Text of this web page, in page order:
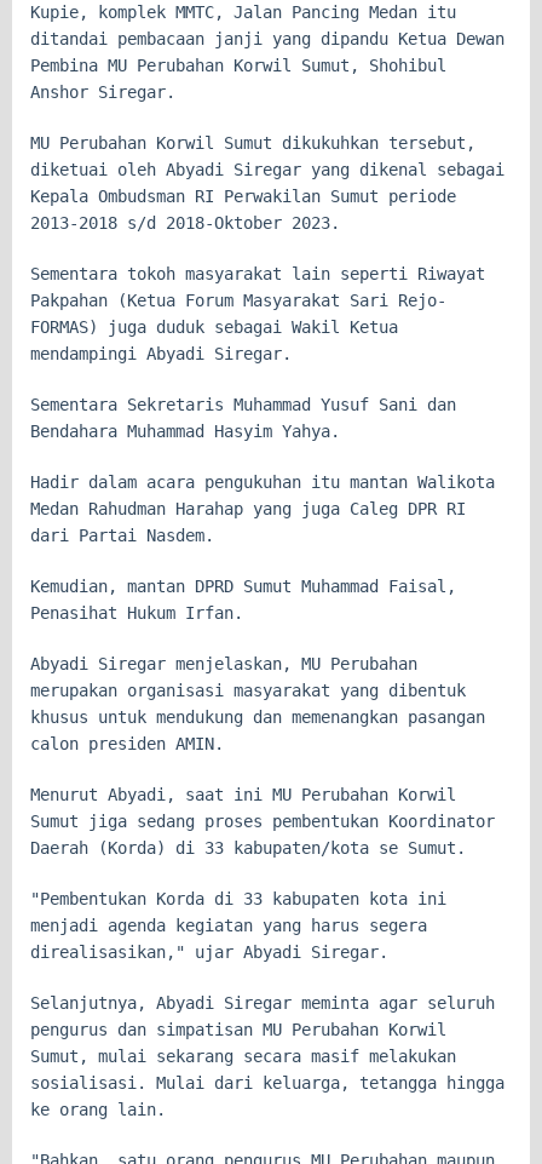
Kupie, komplek MMTC, Jalan Pancing Medan itu
ditandai pembacaan janji yang dipandu Ketua Dewan
Pembina MU Perubahan Korwil Sumut, Shohibul
Anshor Siregar.
MU Perubahan Korwil Sumut dikukuhkan tersebut,
diketuai oleh Abyadi Siregar yang dikenal sebagai
Kepala Ombudsman RI Perwakilan Sumut periode
2013-2018 s/d 2018-Oktober 2023.
Sementara tokoh masyarakat lain seperti Riwayat
Pakpahan (Ketua Forum Masyarakat Sari Rejo-
FORMAS) juga duduk sebagai Wakil Ketua
mendampingi Abyadi Siregar.
Sementara Sekretaris Muhammad Yusuf Sani dan
Bendahara Muhammad Hasyim Yahya.
Hadir dalam acara pengukuhan itu mantan Walikota
Medan Rahudman Harahap yang juga Caleg DPR RI
dari Partai Nasdem.
Kemudian, mantan DPRD Sumut Muhammad Faisal,
Penasihat Hukum Irfan.
Abyadi Siregar menjelaskan, MU Perubahan
merupakan organisasi masyarakat yang dibentuk
khusus untuk mendukung dan memenangkan pasangan
calon presiden AMIN.
Menurut Abyadi, saat ini MU Perubahan Korwil
Sumut jiga sedang proses pembentukan Koordinator
Daerah (Korda) di 33 kabupaten/kota se Sumut.
"Pembentukan Korda di 33 kabupaten kota ini
menjadi agenda kegiatan yang harus segera
direalisasikan," ujar Abyadi Siregar.
Selanjutnya, Abyadi Siregar meminta agar seluruh
pengurus dan simpatisan MU Perubahan Korwil
Sumut, mulai sekarang secara masif melakukan
sosialisasi. Mulai dari keluarga, tetangga hingga
ke orang lain.
"Bahkan, satu orang pengurus MU Perubahan maupun